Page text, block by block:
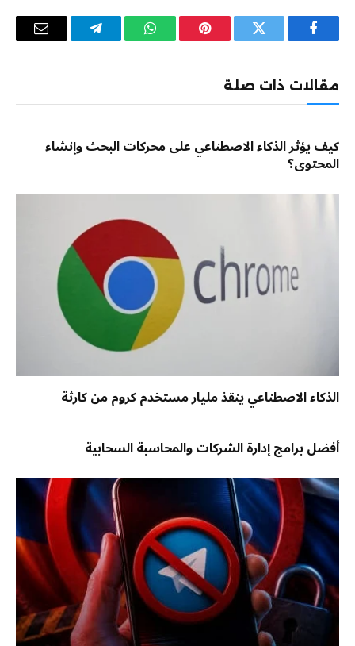
فيسبوك تويتر بينتيريستواتساب تيلقرام
البريد
مقالات ذات صلة
كيف يؤثر الذكاء الاصطناعي على محركات البحث وإنشاء
المحتوى؟
الذكاء الاصطناعي ينقذ مليار مستخدم كروم من كارثة
أفضل برامج إدارة الشركات والمحاسبة السحابية